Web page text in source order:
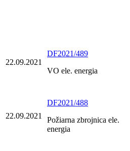
22.09.2021
DF2021/489
VO ele. energia
22.09.2021
DF2021/488
Požiarna zbrojnica ele.
energia